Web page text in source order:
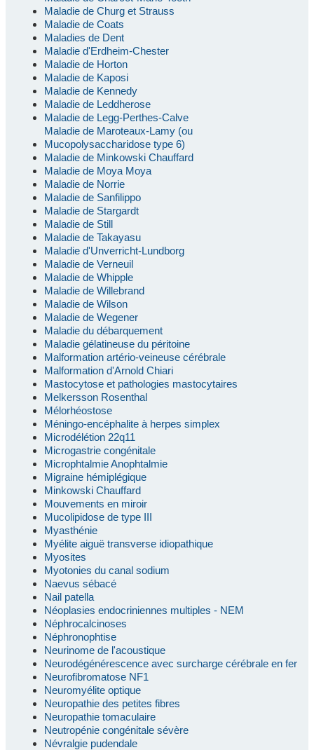
Maladie de Churg et Strauss
Maladie de Coats
Maladies de Dent
Maladie d'Erdheim-Chester
Maladie de Horton
Maladie de Kaposi
Maladie de Kennedy
Maladie de Leddherose
Maladie de Legg-Perthes-Calve
Maladie de Maroteaux-Lamy (ou
Mucopolysaccharidose type 6)
Maladie de Minkowski Chauffard
Maladie de Moya Moya
Maladie de Norrie
Maladie de Sanfilippo
Maladie de Stargardt
Maladie de Still
Maladie de Takayasu
Maladie d'Unverricht-Lundborg
Maladie de Verneuil
Maladie de Whipple
Maladie de Willebrand
Maladie de Wilson
Maladie de Wegener
Maladie du débarquement
Maladie gélatineuse du péritoine
Malformation artério-veineuse cérébrale
Malformation d'Arnold Chiari
Mastocytose et pathologies mastocytaires
Melkersson Rosenthal
Mélorhéostose
Méningo-encéphalite à herpes simplex
Microdélétion 22q11
Microgastrie congénitale
Microphtalmie Anophtalmie
Migraine hémiplégique
Minkowski Chauffard
Mouvements en miroir
Mucolipidose de type III
Myasthénie
Myélite aiguë transverse idiopathique
Myosites
Myotonies du canal sodium
Naevus sébacé
Nail patella
Néoplasies endocriniennes multiples - NEM
Néphrocalcinoses
Néphronophtise
Neurinome de l'acoustique
Neurodégénérescence avec surcharge cérébrale en fer
Neurofibromatose NF1
Neuromyélite optique
Neuropathie des petites fibres
Neuropathie tomaculaire
Neutropénie congénitale sévère
Névralgie pudendale